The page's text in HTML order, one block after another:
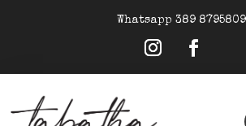
Whatsapp 389 8795809